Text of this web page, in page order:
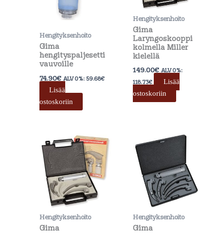
Hengityksenhoito
Gima
hengityspaljesetti
vauvoille
74.90€ ALV 0%:59.68€
Lisää
ostoskoriin
Hengityksenhoito
Gima
Laryngoskooppi
kolmella Miller
kielellä
149.00€ ALV 0%:
118.73€
Lisää
ostoskoriin
Hengityksenhoito
Gima
Hengityksenhoito
Gima